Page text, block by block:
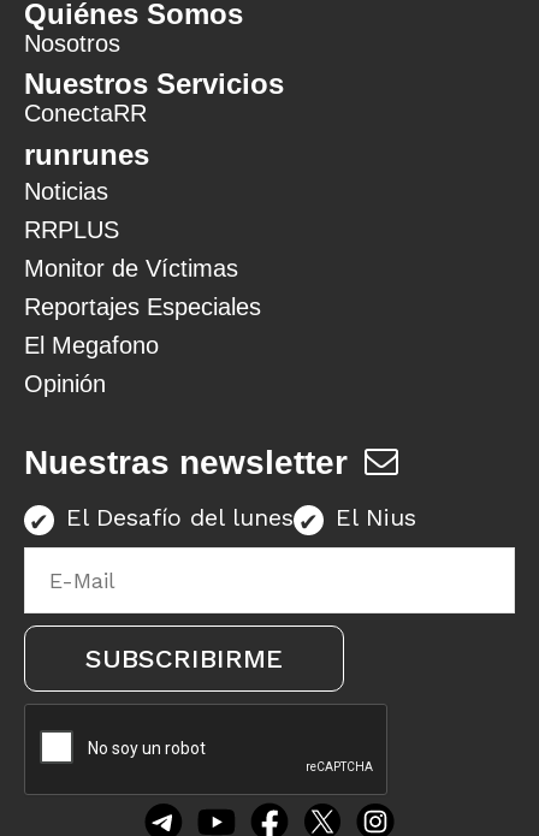
Quiénes Somos
Nosotros
Nuestros Servicios
ConectaRR
runrunes
Noticias
RRPLUS
Monitor de Víctimas
Reportajes Especiales
El Megafono
Opinión
Nuestras newsletter
El Desafío del lunes El Nius